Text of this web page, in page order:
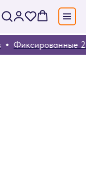
Фиксированные